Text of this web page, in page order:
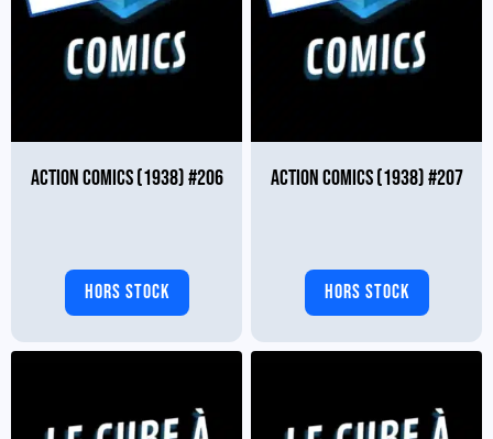
ACTION COMICS (1938) #206
HORS STOCK
ACTION COMICS (1938) #207
HORS STOCK